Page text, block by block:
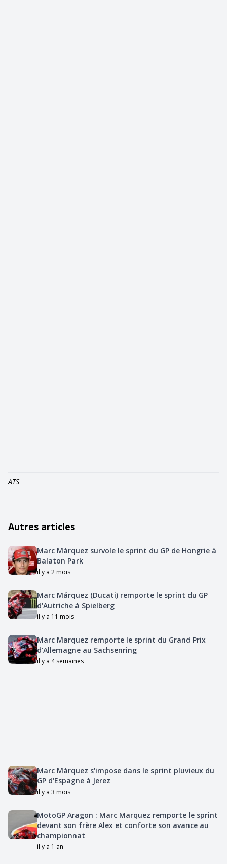
ATS
Autres articles
Marc Márquez survole le sprint du GP de Hongrie à
Balaton Park
il y a 2 mois
Marc Márquez (Ducati) remporte le sprint du GP
d'Autriche à Spielberg
il y a 11 mois
Marc Marquez remporte le sprint du Grand Prix
d'Allemagne au Sachsenring
il y a 4 semaines
Marc Márquez s'impose dans le sprint pluvieux du
GP d'Espagne à Jerez
il y a 3 mois
MotoGP Aragon : Marc Marquez remporte le sprint
devant son frère Alex et conforte son avance au
championnat
il y a 1 an